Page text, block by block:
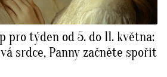
pro týden od 5. do 11. května:
srdce, Panny začněte spořit